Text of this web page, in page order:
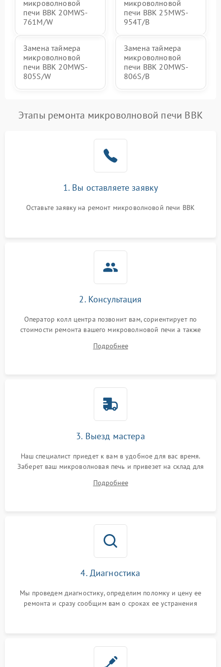
микроволновой
печи BBK 20MWS-
761M/W
микроволновой
печи BBK 25MWS-
954T/B
Замена таймера
микроволновой
печи BBK 20MWS-
805S/W
Замена таймера
микроволновой
печи BBK 20MWS-
806S/B
Этапы ремонта микроволновой печи BBK
1. Вы оставляете заявку
Оставьте заявку на ремонт микроволновой печи BBK
2. Консультация
Оператор колл центра позвонит вам, сориентирует по
стоимости ремонта вашего микроволновой печи а также
Подробнее
3. Выезд мастера
Наш специалист приедет к вам в удобное для вас время.
Заберет ваш микроволновая печь и привезет на склад для
Подробнее
4. Диагностика
Мы проведем диагностику, определим поломку и цену ее
ремонта и сразу сообщим вам о сроках ее устранения